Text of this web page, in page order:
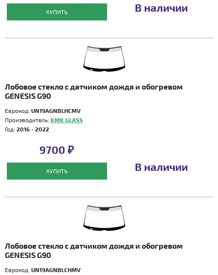
КУПИТЬ В наличии
Лобовое стекло с датчиком дождя и обогревом
GENESIS G90
Еврокод: UN19AGNBLHCMV
Производитель: KMK GLASS
Год: 2016 - 2022
9700 ₽
КУПИТЬ В наличии
Лобовое стекло с датчиком дождя и обогревом
GENESIS G90
Еврокод: UN19AGNBLCHMV